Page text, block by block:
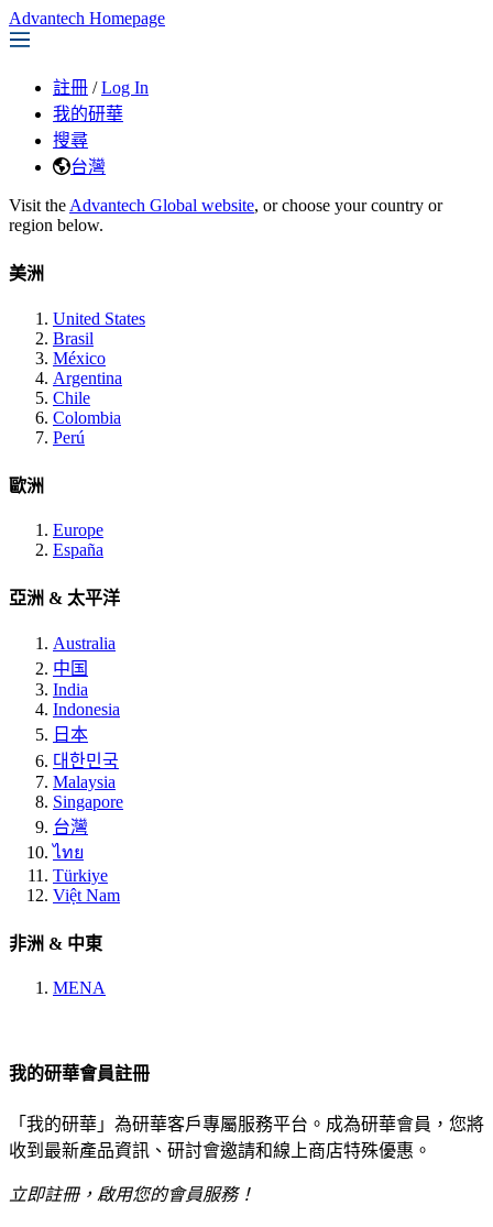
Advantech Homepage
註冊 / Log In
我的研華
搜尋
台灣
Visit the Advantech Global website, or choose your country or
region below.
美洲
United States
Brasil
México
Argentina
Chile
Colombia
Perú
歐洲
Europe
España
亞洲 & 太平洋
Australia
中国
India
Indonesia
日本
대한민국
Malaysia
Singapore
台灣
ไทย
Türkiye
Việt Nam
非洲 & 中東
MENA
我的研華會員註冊
「我的研華」為研華客戶專屬服務平台。成為研華會員，您將
收到最新產品資訊、研討會邀請和線上商店特殊優惠。
立即註冊，啟用您的會員服務！